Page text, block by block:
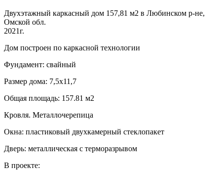
Двухэтажный каркасный дом 157,81 м2 в Любинском р-не,
Омской обл.
2021г.
Дом построен по каркасной технологии
Фундамент: свайный
Размер дома: 7,5х11,7
Общая площадь: 157.81 м2
Кровля. Металлочерепица
Окна: пластиковый двухкамерный стеклопакет
Дверь: металлическая с терморазрывом
В проекте: